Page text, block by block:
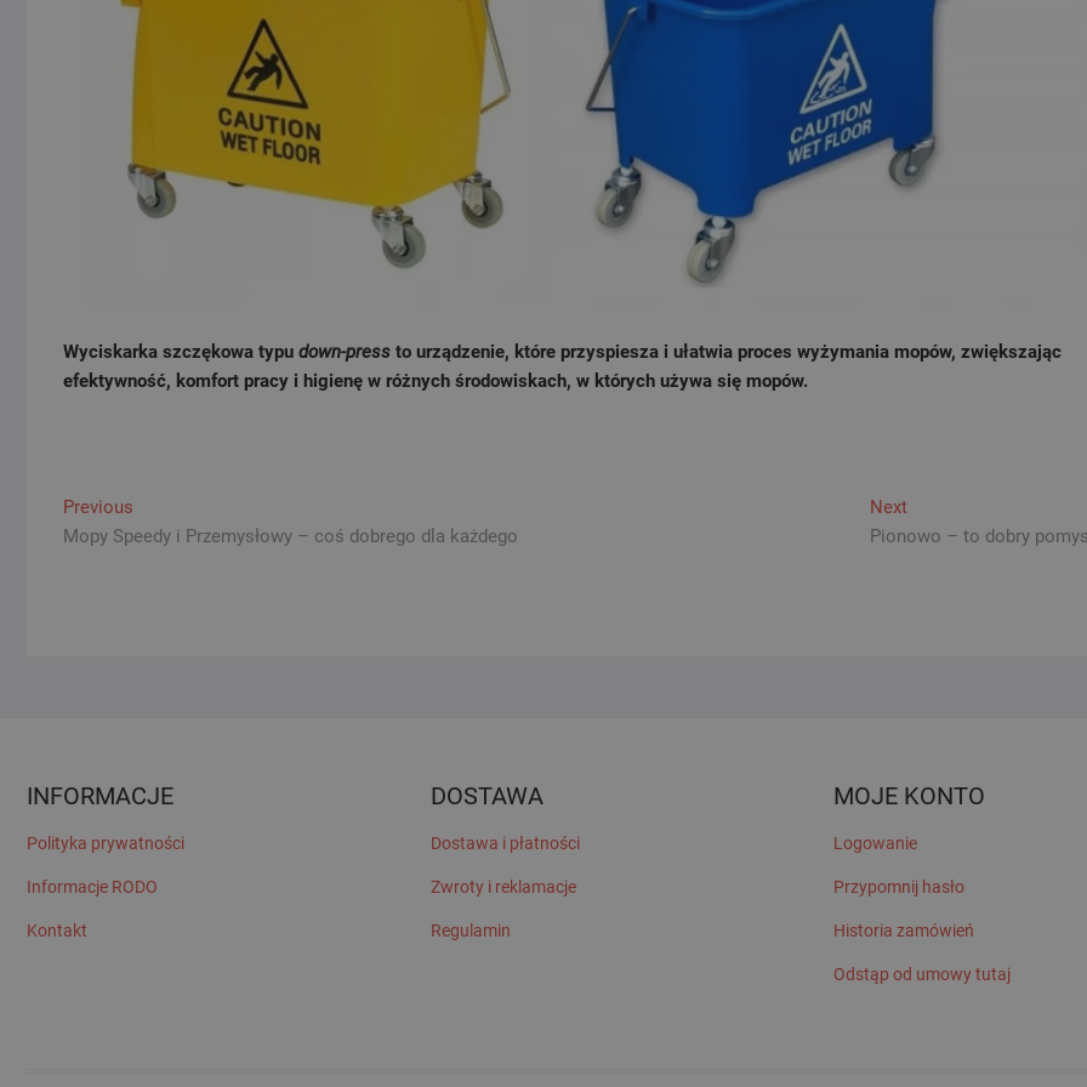
Wyciskarka szczękowa typu down-press to urządzenie, które przyspiesza i ułatwia proces wyżymania mopów, zwiększając
efektywność, komfort pracy i higienę w różnych środowiskach, w których używa się mopów.
Nawigacja
wpisu
Previous
post:
Mopy Speedy i Przemysłowy – coś dobrego dla każdego
NextNext
post:
Pionowo – to dobry
INFORMACJE
Polityka prywatności
Informacje RODO
Kontakt
DOSTAWA
Dostawa i płatności
Zwroty i reklamacje
Regulamin
MOJE KONTO
Logowanie
Przypomnij hasło
Historia zamówień
Odstąp od umowy tutaj